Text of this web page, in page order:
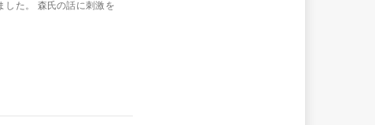
した。 森氏の話に刺激を